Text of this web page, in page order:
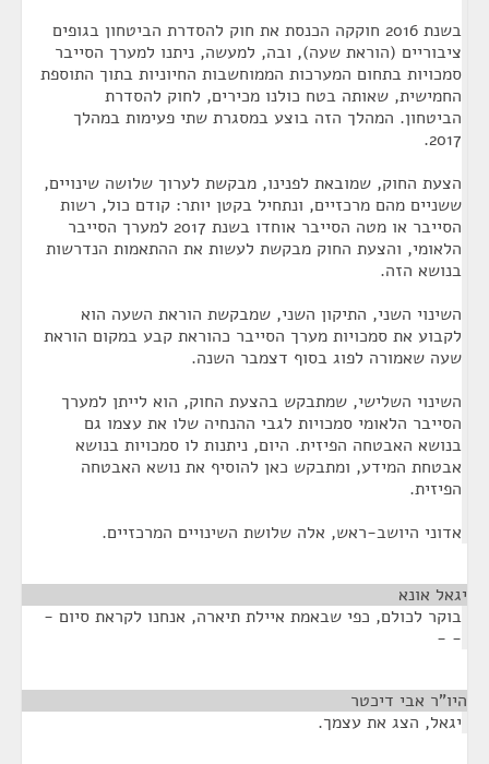
בשנת 2016 חוקקה הכנסת את חוק להסדרת הביטחון בגופים
ציבוריים (הוראת שעה), ובה, למעשה, ניתנו למערך הסייבר
סמכויות בתחום המערכות הממוחשבות החיוניות בתוך התוספת
החמישית, שאותה בטח כולנו מכירים, לחוק להסדרת
הביטחון. המהלך הזה בוצע במסגרת שתי פעימות במהלך
2017.
הצעת החוק, שמובאת לפנינו, מבקשת לערוך שלושה שינויים,
ששניים מהם מרכזיים, ונתחיל בקטן יותר: קודם כול, רשות
הסייבר או מטה הסייבר אוחדו בשנת 2017 למערך הסייבר
הלאומי, והצעת החוק מבקשת לעשות את ההתאמות הנדרשות
בנושא הזה.
השינוי השני, התיקון השני, שמבקשת הוראת השעה הוא
לקבוע את סמכויות מערך הסייבר כהוראת קבע במקום הוראת
שעה שאמורה לפוג בסוף דצמבר השנה.
השינוי השלישי, שמתבקש בהצעת החוק, הוא לייתן למערך
הסייבר הלאומי סמכויות לגבי ההנחיה שלו את עצמו גם
בנושא האבטחה הפיזית. היום, ניתנות לו סמכויות בנושא
אבטחת המידע, ומתבקש כאן להוסיף את נושא האבטחה
הפיזית.
אדוני היושב-ראש, אלה שלושת השינויים המרכזיים.
יגאל אונא
בוקר לכולם, כפי שבאמת איילת תיארה, אנחנו לקראת סיום -
- -
היו"ר אבי דיכטר
יגאל, הצג את עצמך.